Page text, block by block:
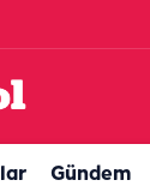
Gündem
park